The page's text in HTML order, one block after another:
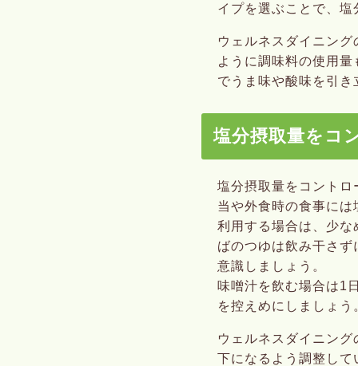
イプを選ぶことで、
ウェルネスダイニン
ように調味料の使用
でうま味や酸味を引
塩分摂取量をコ
塩分摂取量をコント
当や外食時の食事に
利用する場合は、少
ばのつゆは飲み干さ
意識しましょう。
味噌汁を飲む場合は1
を控えめにしましょう
ウェルネスダイニン
下になるよう調整し